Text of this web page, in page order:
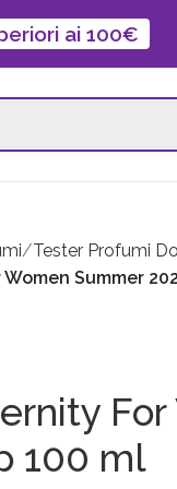
ai 100€
Tester Profumi
Summer
100 ml